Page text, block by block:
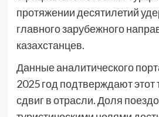
протяжении десятилетий
главного зарубежного
казахстанцев.
Данные аналитического
2025 год подтверждают этот
сдвиг в отрасли. Доля